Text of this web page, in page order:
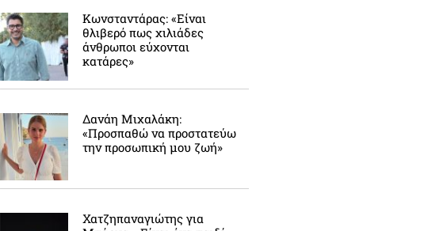
Κωνσταντάρας: «Είναι
θλιβερό πως χιλιάδες
άνθρωποι εύχονται
κατάρες»
Δανάη Μιχαλάκη:
«Προσπαθώ να προστατεύω
την προσωπική μου ζωή»
Χατζηπαναγιώτης για